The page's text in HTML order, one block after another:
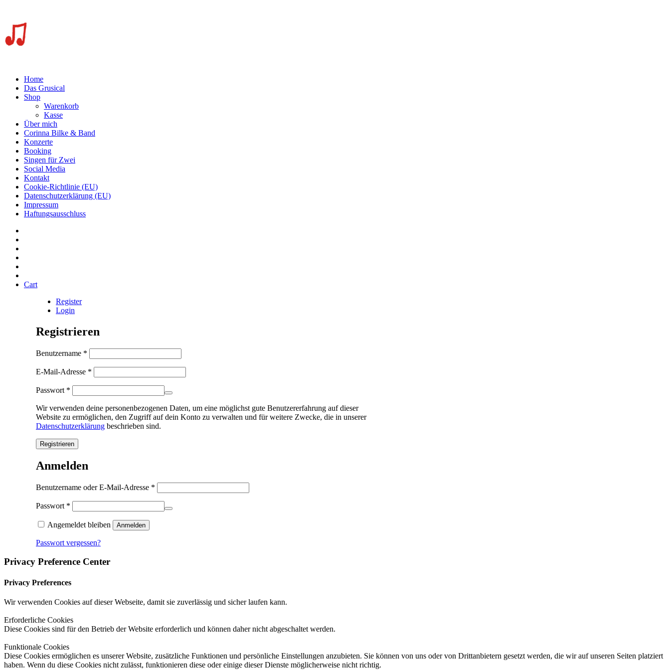
Home
Das Grusical
Shop
Warenkorb
Kasse
Über mich
Corinna Bilke & Band
Konzerte
Booking
Singen für Zwei
Social Media
Kontakt
Cookie-Richtlinie (EU)
Datenschutzerklärung (EU)
Impressum
Haftungsausschluss
Cart
Register
Login
Registrieren
Benutzername *
E-Mail-Adresse *
Passwort *
Wir verwenden deine personenbezogenen Daten, um eine möglichst gute Benutzererfahrung auf dieser
Website zu ermöglichen, den Zugriff auf dein Konto zu verwalten und für weitere Zwecke, die in unserer
Datenschutzerklärung beschrieben sind.
Registrieren
Anmelden
Benutzername oder E-Mail-Adresse *
Passwort *
Angemeldet bleiben Anmelden
Passwort vergessen?
Privacy Preference Center
Privacy Preferences
Wir verwenden Cookies auf dieser Webseite, damit sie zuverlässig und sicher laufen kann.
Erforderliche Cookies
Diese Cookies sind für den Betrieb der Website erforderlich und können daher nicht abgeschaltet werden.
Funktionale Cookies
Diese Cookies ermöglichen es unserer Website, zusätzliche Funktionen und persönliche Einstellungen anzubieten. Sie können von uns oder von Drittanbietern gesetzt werden, die wir auf unseren Seiten platziert
haben. Wenn du diese Cookies nicht zulässt, funktionieren diese oder einige dieser Dienste möglicherweise nicht richtig.